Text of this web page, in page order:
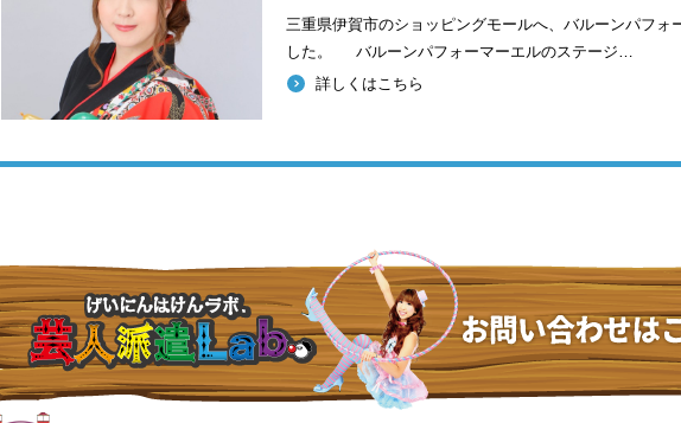
三重県伊賀市のショッピングモールへ、バルーンパフォ
した。 バルーンパフォーマーエルのステージ…
詳しくはこちら